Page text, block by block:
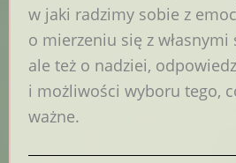
w jaki radzimy sobie z
o mierzeniu się z własnymi
ale też o nadziei,
i możliwości wyboru tego,
ważne.